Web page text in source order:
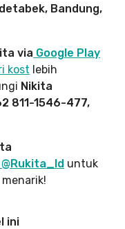
Bandung,
via Google Play
kost lebih
Nikita
811-1546-477,
@Rukita_Id untuk
ini